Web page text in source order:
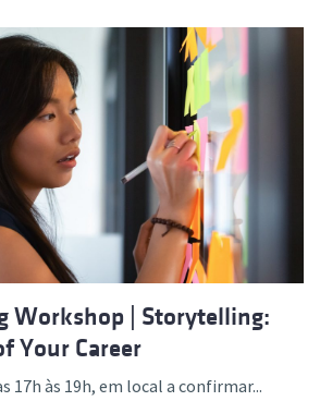
Workshop | Storytelling:
Your Career
17h às 19h, em local a confirmar...